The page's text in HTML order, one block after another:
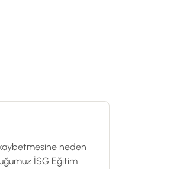
neden
İSG Eğitim